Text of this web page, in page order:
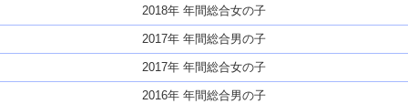
2018年 年間総合女の子
2017年 年間総合男の子
2017年 年間総合女の子
2016年 年間総合男の子